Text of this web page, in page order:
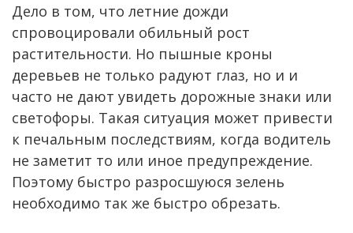
Дело в том, что летние дожди
спровоцировали обильный рост
растительности. Но пышные кроны
деревьев не только радуют глаз, но и и
часто не дают увидеть дорожные знаки или
светофоры. Такая ситуация может привести
к печальным последствиям, когда водитель
не заметит то или иное предупреждение.
Поэтому быстро разросшуюся зелень
необходимо так же быстро обрезать.